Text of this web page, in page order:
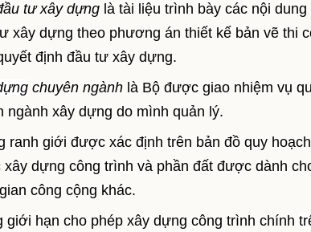
tư xây dựng là tài liệu trình bày các nội
xây dựng theo phương án thiết kế bản vẽ thi
định đầu tư xây dựng.
chuyên ngành là Bộ được giao nhiệm vụ
ngành xây dựng do mình quản lý.
ranh giới được xác định trên bản đồ quy
dựng công trình và phần đất được dành
công cộng khác.
giới hạn cho phép xây dựng công trình chính